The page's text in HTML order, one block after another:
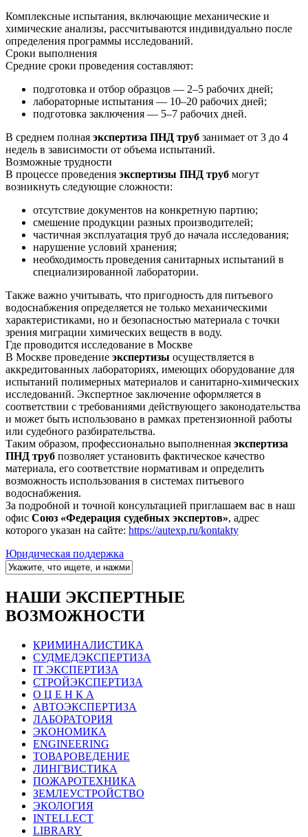
Комплексные испытания, включающие механические и
химические анализы, рассчитываются индивидуально после
определения программы исследований.
Сроки выполнения
Средние сроки проведения составляют:
подготовка и отбор образцов — 2–5 рабочих дней;
лабораторные испытания — 10–20 рабочих дней;
подготовка заключения — 5–7 рабочих дней.
В среднем полная экспертиза ПНД труб занимает от 3 до 4
недель в зависимости от объема испытаний.
Возможные трудности
В процессе проведения экспертизы ПНД труб могут
возникнуть следующие сложности:
отсутствие документов на конкретную партию;
смешение продукции разных производителей;
частичная эксплуатация труб до начала исследования;
нарушение условий хранения;
необходимость проведения санитарных испытаний в
специализированной лаборатории.
Также важно учитывать, что пригодность для питьевого
водоснабжения определяется не только механическими
характеристиками, но и безопасностью материала с точки
зрения миграции химических веществ в воду.
Где проводится исследование в Москве
В Москве проведение экспертизы осуществляется в
аккредитованных лабораториях, имеющих оборудование для
испытаний полимерных материалов и санитарно-химических
исследований. Экспертное заключение оформляется в
соответствии с требованиями действующего законодательства
и может быть использовано в рамках претензионной работы
или судебного разбирательства.
Таким образом, профессионально выполненная экспертиза
ПНД труб позволяет установить фактическое качество
материала, его соответствие нормативам и определить
возможность использования в системах питьевого
водоснабжения.
За подробной и точной консультацией приглашаем вас в наш
офис Союз «Федерация судебных экспертов», адрес
которого указан на сайте: https://autexp.ru/kontakty
Юридическая поддержка
НАШИ ЭКСПЕРТНЫЕ
ВОЗМОЖНОСТИ
КРИМИНАЛИСТИКА
СУДМЕДЭКСПЕРТИЗА
IT ЭКСПЕРТИЗА
СТРОЙЭКСПЕРТИЗА
О Ц Е Н К А
АВТОЭКСПЕРТИЗА
ЛАБОРАТОРИЯ
ЭКОНОМИКА
ENGINEERING
ТОВАРОВЕДЕНИЕ
ЛИНГВИСТИКА
ПОЖАРОТЕХНИКА
ЗЕМЛЕУСТРОЙСТВО
ЭКОЛОГИЯ
INTELLECT
LIBRARY